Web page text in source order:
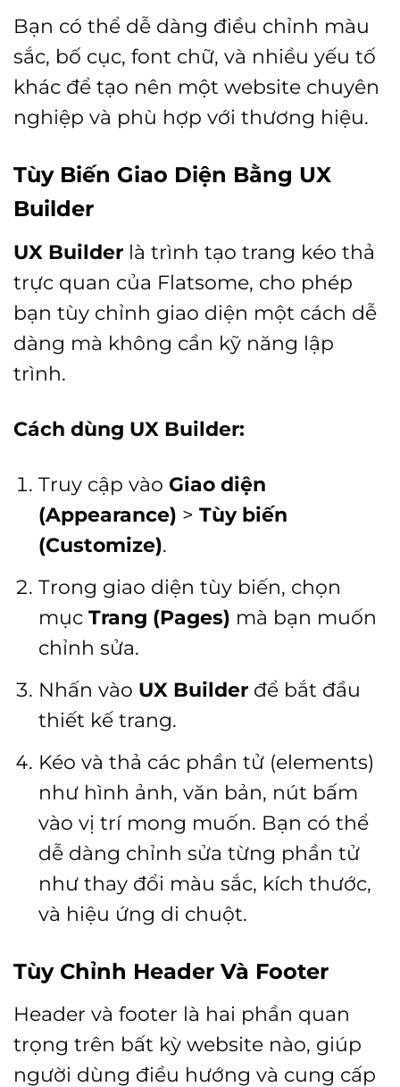
Bạn có thể dễ dàng điều chỉnh màu
sắc, bố cục, font chữ, và nhiều yếu tố
khác để tạo nên một website chuyên
nghiệp và phù hợp với thương hiệu.
Tùy Biến Giao Diện Bằng UX
Builder
UX Builder là trình tạo trang kéo thả
trực quan của Flatsome, cho phép
bạn tùy chỉnh giao diện một cách dễ
dàng mà không cần kỹ năng lập
trình.
Cách dùng UX Builder:
Truy cập vàoGiao diện
(Appearance) >Tùy biến
(Customize).
Trong giao diện tùy biến, chọn
mụcTrang (Pages) mà bạn muốn
chỉnh sửa.
Nhấn vào UX Builder để bắt đầu
thiết kế trang.
Kéo và thả các phần tử (elements)
như hình ảnh, văn bản, nút bấm
vào vị trí mong muốn. Bạn có thể
dễ dàng chỉnh sửa từng phần tử
như thay đổi màu sắc, kích thước,
và hiệu ứng di chuột.
Tùy Chỉnh Header Và Footer
Header và footer là hai phần quan
trọng trên bất kỳ website nào, giúp
người dùng điều hướng và cung cấp